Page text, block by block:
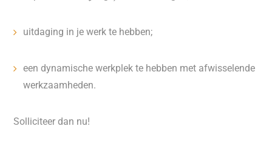
uitdaging in je werk te hebben;
een dynamische werkplek te hebben met afwisselende
werkzaamheden.
Solliciteer dan nu!